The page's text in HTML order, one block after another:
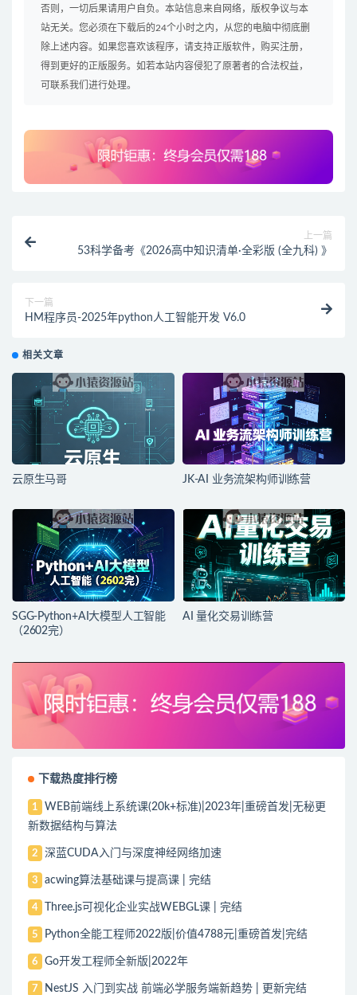
否则，一切后果请用户自负。本站信息来自网络，版权争议与本
站无关。您必须在下载后的24个小时之内，从您的电脑中彻底删
除上述内容。如果您喜欢该程序，请支持正版软件，购买注册，
得到更好的正版服务。如若本站内容侵犯了原著者的合法权益，
可联系我们进行处理。
上一篇
53科学备考《2026高中知识清单·全彩版 (全九科) 》
下一篇
HM程序员-2025年python人工智能开发 V6.0
相关文章
云原生马哥 JK-AI 业务流架构师训练营
SGG-Python+AI大模型人工智能
（2602完）
AI 量化交易训练营
下载热度排行榜
1
WEB前端线上系统课(20k+标准)|2023年|重磅首发|无秘更
新数据结构与算法
2 深蓝CUDA入门与深度神经网络加速
3 acwing算法基础课与提高课 | 完结
4 Three.js可视化企业实战WEBGL课 | 完结
5 Python全能工程师2022版|价值4788元|重磅首发|完结
6 Go开发工程师全新版|2022年
7 NestJS 入门到实战 前端必学服务端新趋势 | 更新完结